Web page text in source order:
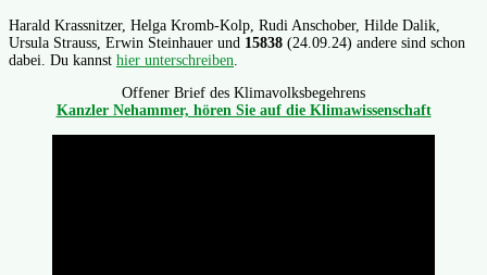
Harald Krassnitzer, Helga Kromb-Kolp, Rudi Anschober, Hilde Dalik,
Ursula Strauss, Erwin Steinhauer und 15838 (24.09.24) andere sind schon
dabei. Du kannst hier unterschreiben
Offener Brief des Klimavolksbegehrens
Kanzler Nehammer, hören Sie auf die Klimawissenschaft